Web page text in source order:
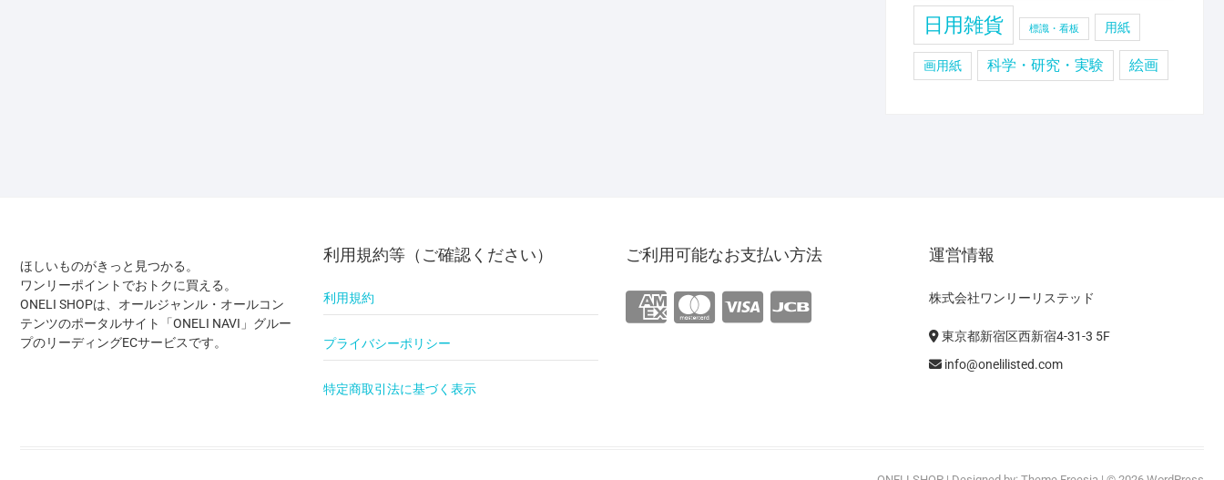
日用雑貨 標識・看板 用紙
画用紙 科学・研究・実験 絵画
ほしいものがきっと見つかる。
ワンリーポイントでおトクに買える。
ONELI SHOPは、オールジャンル・オールコン
テンツのポータルサイト「ONELI NAVI」グルー
プのリーディングECサービスです。
利用規約等（ご確認ください）
利用規約
プライバシーポリシー
特定商取引法に基づく表示
ご利用可能なお支払い方法 運営情報
株式会社ワンリーリステッド
東京都新宿区西新宿4-31-3 5F
info@onelilisted.com